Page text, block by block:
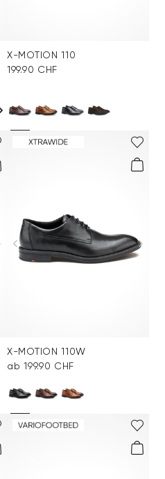
X-MOTION 110
199.90 CHF
X-MOTION 110W
ab 199.90 CHF